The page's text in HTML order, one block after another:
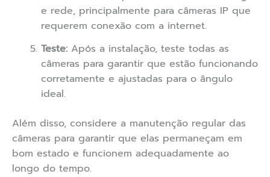
e rede, principalmente para câmeras IP que
requerem conexão com a internet.
Teste: Após a instalação, teste todas as
câmeras para garantir que estão funcionando
corretamente e ajustadas para o ângulo
ideal.
Além disso, considere a manutenção regular das
câmeras para garantir que elas permaneçam em
bom estado e funcionem adequadamente ao
longo do tempo.